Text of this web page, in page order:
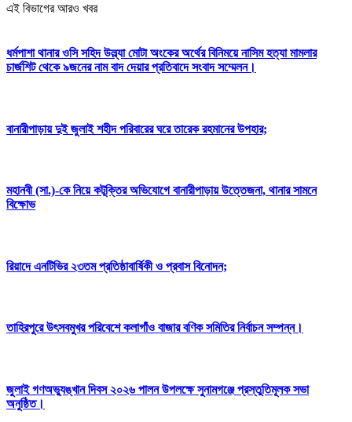
এই বিভাগের আরও খবর
ধর্মপাশা থানার ওসি সহিদ উল্ল্যা মোটা অংকের অর্থের বিনিময়ে নাসিম হত্যা মামলার
চার্জশিট থেকে ৯জনের নাম বাদ দেয়ার প্রতিবাদে সংবাদ সম্মেলন।
বানারীপাড়ায় দুই জুলাই শহীদ পরিবারের ঘরে তারেক রহমানের উপহার;
মহানবী (সা.)-কে নিয়ে কটূক্তির অভিযোগে বানারীপাড়ায় উত্তেজনা, থানার সামনে
বিক্ষোভ
রিয়াদে এনটিভির ২৩তম প্রতিষ্ঠাবার্ষিকী ও প্রবাস বিনোদন;
তাহিরপুরে উৎসবমুখর পরিবেশে কলাগাঁও বাজার বণিক সমিতির নির্বাচন সম্পন্ন।
জুলাই গণঅভ্যুঙ্খান দিবস ২০২৬ পালন উপলক্ষে সুনামগঞ্জে প্রস্তুতিমূলক সভা
অনুষ্ঠিত।